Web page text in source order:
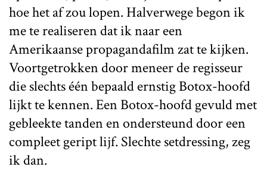
hoe het af zou lopen. Halverwege begon ik
me te realiseren dat ik naar een
Amerikaanse propagandafilm zat te kijken.
Voortgetrokken door meneer de regisseur
die slechts één bepaald ernstig Botox-hoofd
lijkt te kennen. Een Botox-hoofd gevuld met
gebleekte tanden en ondersteund door een
compleet geript lijf. Slechte setdressing, zeg
ik dan.